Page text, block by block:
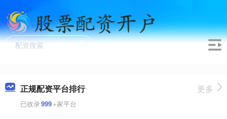
正规配资平台排行
已收录999+家平台
更多